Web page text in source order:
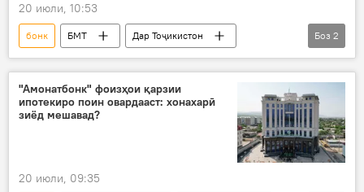
20 июли, 10:53
бонк БМТ
Дар Тоҷикистон
қарздиҳӣ
Иқтисод
Боз 2
"Амонатбонк" фоизҳои қарзии
ипотекиро поин овардааст: хонахарӣ
зиёд мешавад?
20 июли, 09:35